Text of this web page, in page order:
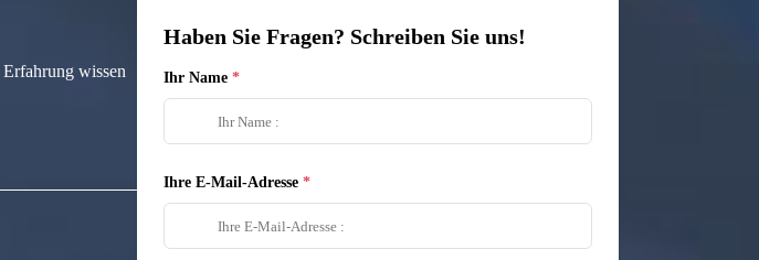
wissen
Haben Sie Fragen? Schreiben Sie uns!
Ihr Name
Ihre E-Mail-Adresse